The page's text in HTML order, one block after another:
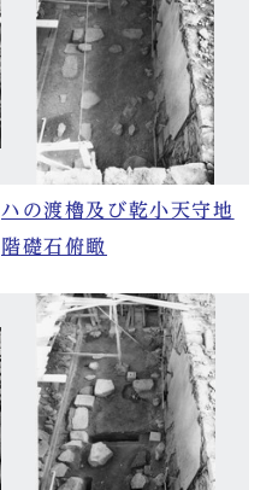
ハの渡櫓及び乾小天守地
階礎石俯瞰